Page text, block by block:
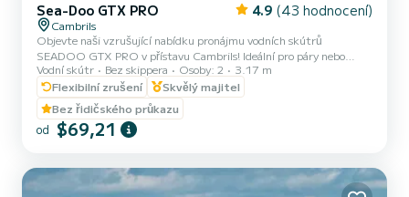
Sea-Doo GTX PRO 4.9 (43 hodnocení)
Cambrils
Objevte naši vzrušující nabídku pronájmu vodních skútrů
SEADOO GTX PRO v přístavu Cambrils! Ideální pro páry nebo
přátele, naše vodní skútry mají maximální kapacitu 2 osob a jsou
dozorovány zkušeným průvodcem. S délkou 3,17 metru nabízíme
flexibilní pronájmy na 20, 30, 40 a 60 minut, abychom vyhověli
vašim potřebám a preferencím. Prožijte adrenalin při průjezdu
vlnami a užijte si krásný pobřežní výhled na Cambrils z jedinečné
Vodní skútr Bez skippera Osoby: 2
3.17 m
Flexibilní zrušení
Skvělý majitel
Bez řidičského průkazu
od $69,21